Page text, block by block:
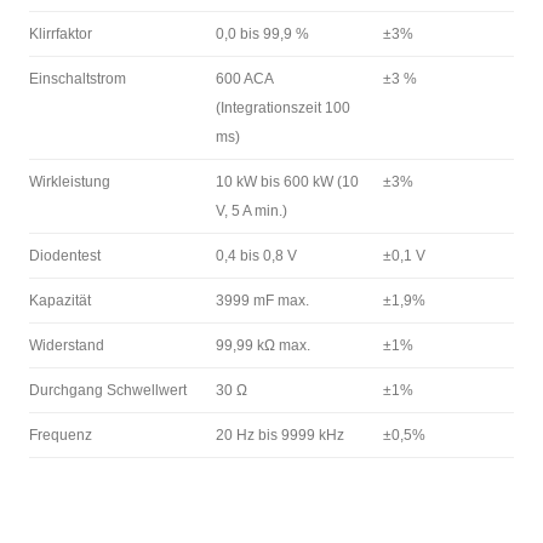
Klirrfaktor 0,0 bis 99,9 % ±3%
Einschaltstrom
600 ACA
(Integrationszeit 100
ms)
±3 %
Wirkleistung
10 kW bis 600 kW (10
V, 5 A min.)
±3%
Diodentest 0,4 bis 0,8 V ±0,1 V
Kapazität 3999 mF max. ±1,9%
Widerstand 99,99 kΩ max. ±1%
Durchgang Schwellwert 30 Ω ±1%
Frequenz 20 Hz bis 9999 kHz ±0,5%